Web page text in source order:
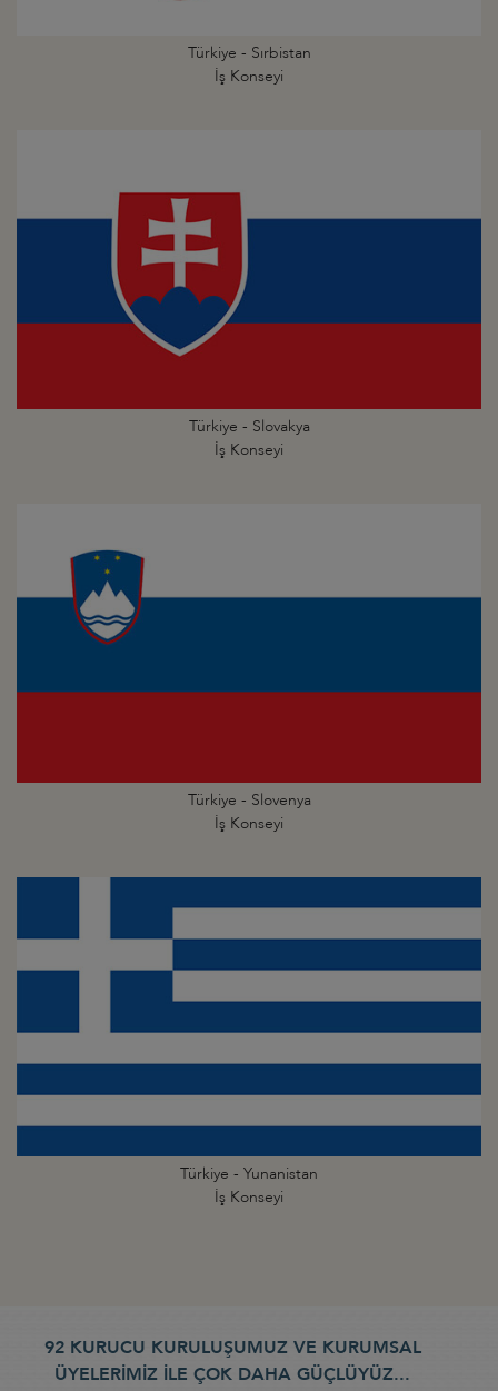
Türkiye - Sırbistan
İş Konseyi
Türkiye - Slovakya
İş Konseyi
Türkiye - Slovenya
İş Konseyi
Türkiye - Yunanistan
İş Konseyi
92 KURUCU KURULUŞUMUZ VE KURUMSAL
ÜYELERİMİZ İLE ÇOK DAHA GÜÇLÜYÜZ...